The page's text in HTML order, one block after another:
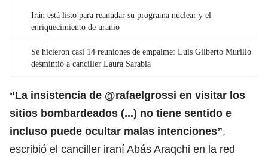
Irán está listo para reanudar su programa nuclear y el
enriquecimiento de uranio
Se hicieron casi 14 reuniones de empalme: Luis Gilberto Murillo
desmintió a canciller Laura Sarabia
“La insistencia de @rafaelgrossi en visitar los
sitios bombardeados (...) no tiene sentido e
incluso puede ocultar malas intenciones”,
escribió el canciller iraní Abás Araqchi en la red